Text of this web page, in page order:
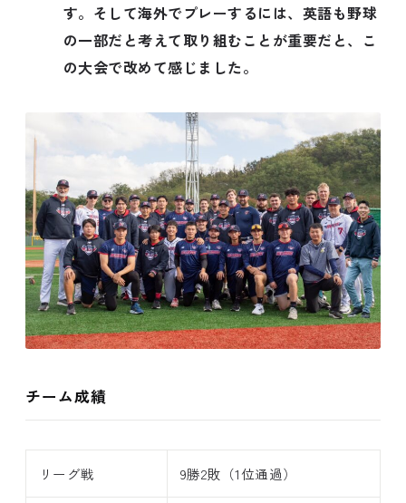
す。そして海外でプレーするには、英語も野球
の一部だと考えて取り組むことが重要だと、こ
の大会で改めて感じました。
チーム成績
リーグ戦 9勝2敗（1位通過）